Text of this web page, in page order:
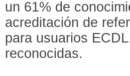
un 61% de
acreditación de
para usuarios
reconocidas.